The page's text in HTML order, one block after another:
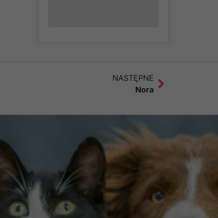
NASTĘPNE
Nora